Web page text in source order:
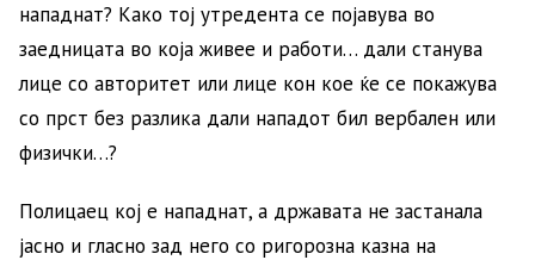
нападнат? Како тој утредента се појавува во
заедницата во која живее и работи… дали станува
лице со авторитет или лице кон кое ќе се покажува
со прст без разлика дали нападот бил вербален или
физички…?
Полицаец кој е нападнат, а државата не застанала
јасно и гласно зад него со ригорозна казна на